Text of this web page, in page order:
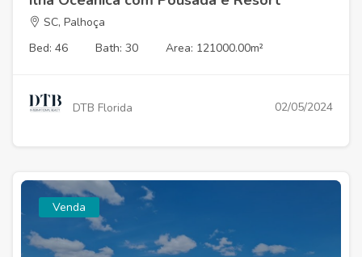
SC, Palhoça
Bed: 46
Bath: 30 Area: 121000.00m²
DTB Florida 02/05/2024
Venda